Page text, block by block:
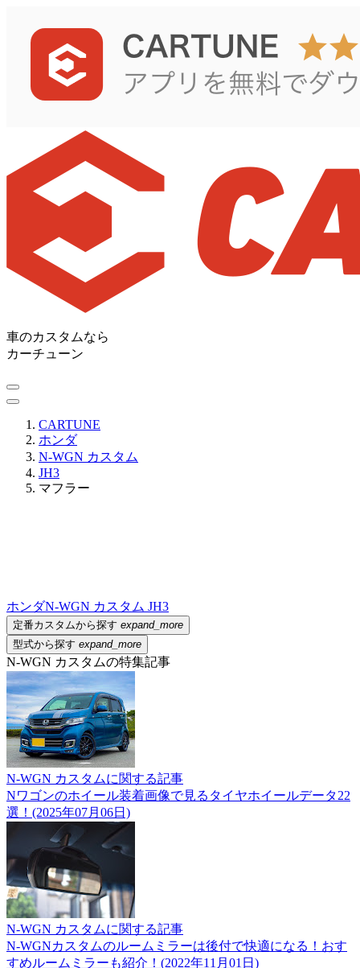
車のカスタムなら
カーチューン
CARTUNE
ホンダ
N-WGN カスタム
JH3
マフラー
ホンダN-WGN カスタム JH3
定番カスタムから探す expand_more
型式から探す expand_more
N-WGN カスタムの特集記事
N-WGN カスタムに関する記事
Nワゴンのホイール装着画像で見るタイヤホイールデータ22
選！(2025年07月06日)
N-WGN カスタムに関する記事
N-WGNカスタムのルームミラーは後付で快適になる！おす
すめルームミラーも紹介！(2022年11月01日)